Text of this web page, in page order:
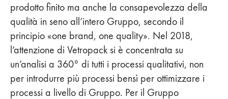
prodotto finito ma anche la consapevolezza della
qualità in seno all’intero Gruppo, secondo il
principio «one brand, one quality». Nel 2018,
l’attenzione di Vetropack si è concentrata su
un’analisi a 360° di tutti i processi qualitativi, non
per introdurre più processi bensì per ottimizzare i
processi a livello di Gruppo. Per il Gruppo